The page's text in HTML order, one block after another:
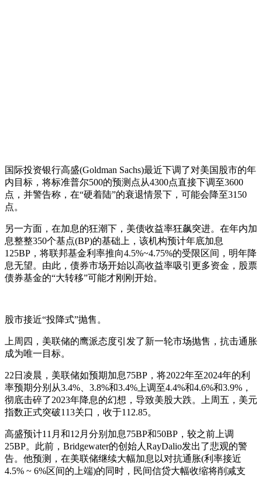
国际投资银行高盛(Goldman Sachs)最近下调了对美国股市的年
内目标，将标准普尔500的预测点从4300点直接下调至3600
点，并警告称，在“硬着陆”的衰退情景下，可能会降至3150
点。
另一方面，在加息的狂潮下，美债收益率狂飙突进。在年内加
息整整350个基点(BP)的基础上，该机构预计年底加息
125BP，将联邦基金利率推向4.5%~4.75%的受限区间，明年降
息无望。由此，债券市场开始以高收益率吸引更多资金，股票
债券基金的“大转移”可能才刚刚开始。
股市接近“投降式”抛售。
上周四，美联储的鹰派态度引发了新一轮市场抛售，抗击通胀
成为唯一目标。
22日凌晨，美联储如预期加息75BP，将2022年至2024年的利
率预期分别从3.4%、3.8%和3.4%上调至4.4%和4.6%和3.9%，
彻底击碎了2023年降息的幻想，导致美股大跌。上周五，美元
指数正式突破113关口，收于112.85。
高盛预计11月和12月分别加息75BP和50BP，较之前上调
25BP。此前，Bridgewater的创始人RayDalio发出了悲观的警
告。他预测，在美联储继续大幅加息以对抗通胀(利率接近
4.5% ~ 6%区间的上端)的同时，民间信贷大幅收缩将削减支